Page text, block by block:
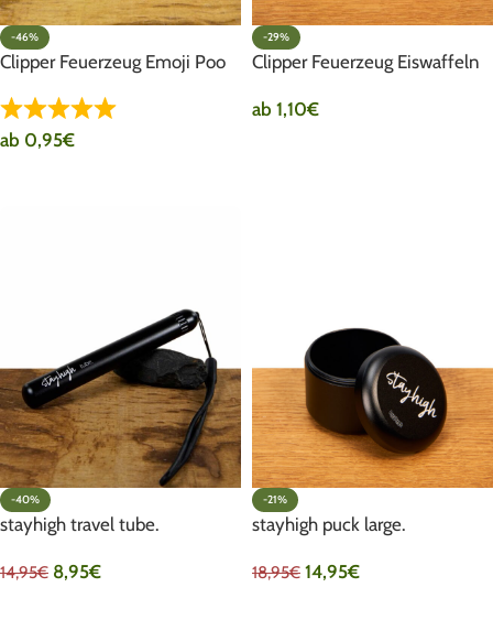
-46%
Clipper Feuerzeug Emoji Poo
ab 0,95€
-29%
Clipper Feuerzeug Eiswaffeln
ab 1,10€
-40%
stayhigh travel tube.
14,95€ 8,95€
-21%
stayhigh puck large.
18,95€ 14,95€